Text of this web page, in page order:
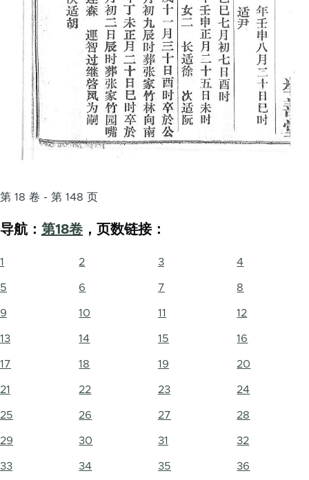
第 18 卷 - 第 148 页
导航： 第18卷 ，页数链接：
1 2 3 4
5 6 7 8
9 10 11 12
13 14 15 16
17 18 19 20
21 22 23 24
25 26 27 28
29 30 31 32
33 34 35 36